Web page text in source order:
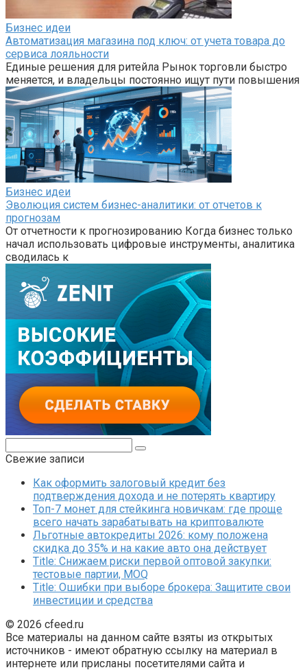
Бизнес идеи
Автоматизация магазина под ключ: от учета товара до
сервиса лояльности
Единые решения для ритейла Рынок торговли быстро
меняется, и владельцы постоянно ищут пути повышения
Бизнес идеи
Эволюция систем бизнес-аналитики: от отчетов к
прогнозам
От отчетности к прогнозированию Когда бизнес только
начал использовать цифровые инструменты, аналитика
сводилась к
Свежие записи
Как оформить залоговый кредит без
подтверждения дохода и не потерять квартиру
Топ-7 монет для стейкинга новичкам: где проще
всего начать зарабатывать на криптовалюте
Льготные автокредиты 2026: кому положена
скидка до 35% и на какие авто она действует
Title: Снижаем риски первой оптовой закупки:
тестовые партии, MOQ
Title: Ошибки при выборе брокера: Защитите свои
инвестиции и средства
© 2026 cfeed.ru
Все материалы на данном сайте взяты из открытых
источников - имеют обратную ссылку на материал в
интернете или присланы посетителями сайта и